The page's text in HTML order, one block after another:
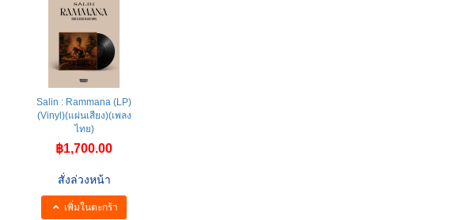
Salin : Rammana (LP)
(Vinyl)(แผ่นเสียง)(เพลง
ไทย)
฿1,700.00
สั่งล่วงหน้า
เพิ่มในตะกร้า